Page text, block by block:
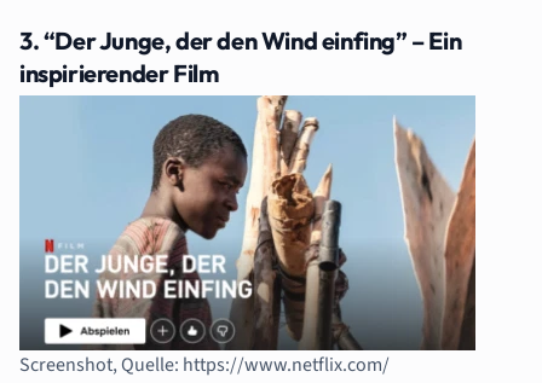
3. “Der Junge, der den Wind einfing” – Ein
inspirierender Film
Screenshot, Quelle: https://www.netflix.com/